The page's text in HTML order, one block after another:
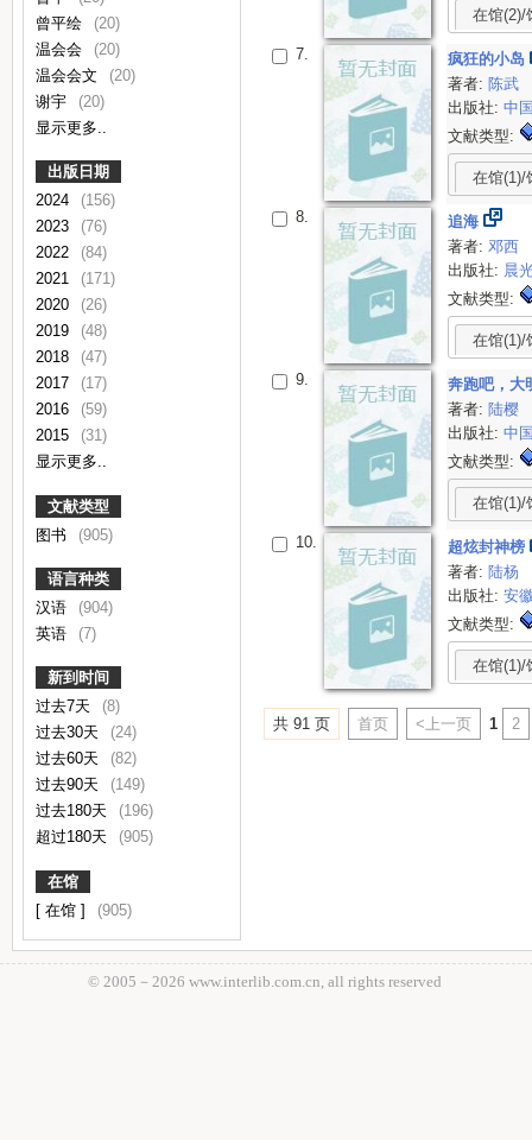
曾平绘
(20)
温会会
(20)
温会会文
(20)
谢宇
(20)
显示更多..
出版日期
2024
(156)
2023
(76)
2022
(84)
2021
(171)
2020
(26)
2019
(48)
2018
(47)
2017
(17)
2016
(59)
2015
(31)
显示更多..
文献类型
图书
(905)
语言种类
汉语
(904)
英语
(7)
新到时间
过去7天
(8)
过去30天
(24)
过去60天
(82)
过去90天
(149)
过去180天
(196)
超过180天
(905)
在馆
[ 在馆 ]
(905)
在馆(2)/
7.
疯狂的小岛
著者:陈武
出版社:中
文献类型:
在馆(1)/
8.
追海
著者: 邓西
出版社: 晨
文献类型:
在馆(1)/
9.
奔跑吧，大
著者:陆樱
出版社:中
文献类型:
在馆(1)/
10.
超炫封神榜
著者:陆杨
出版社:安
文献类型:
在馆(1)/
共 91 页 首页 <上一页 1 2
© 2005－ 2026 www.interlib.com.cn, all rights reserved